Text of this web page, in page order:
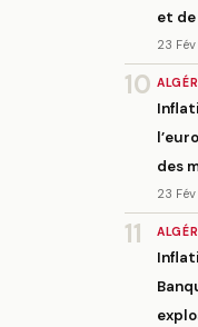
et
23
10
des
23
11